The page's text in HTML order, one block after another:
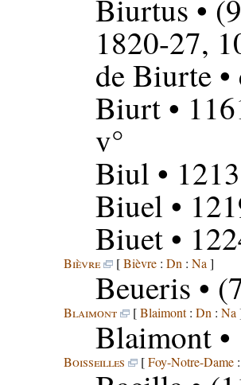
Biurtus •
1820-27,
de Biurte•
Biurt•
v°
Biul •
Biuel •
Biuet•
Bièvre [Bièvre: Dn : Na ]
Beueris •
Blaimont [Blaimont: Dn : Na
Blaimont•
Boisseilles [Foy-Notre-Dame: